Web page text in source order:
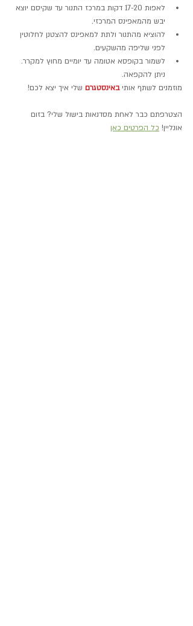
לאפות 17-20 דקות במרכז התנור עד שקיסם יוצא
יבש מהמאפינס המרכזי.
להוציא מהתנור ולתת למאפינס להצטנן לחלוטין
לפני שליפה מהשקעים.
לשמור בקופסא אטומה עד יומיים מחוץ למקרר.
ניתן להקפאה.
מוזמנים לשתף אותי באינסטגרם שלי איך יצא לכם!
הצטרפתם כבר לאחת מסדנאות בישול שלי? בזום
אונליין! כל הפרטים כאן